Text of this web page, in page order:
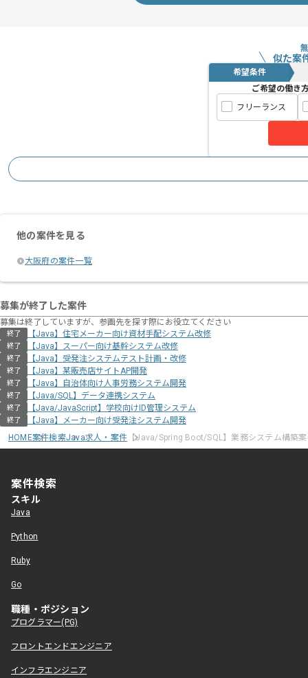
似た案
希望条件
ご希望の働き
フリーランス
他の案件を見る
大阪府の案件一覧
募集が終了した案件
募集は終了していますが、参画先を探す際にお役立てください
終了 【Java】住宅メーカー向け資材⼿配システム改修
終了 【Java】スーパー向け基幹システム改修
終了 【Java】受発注システムテスト計画・改修
終了 【Java】某販売店サイトAP開発
終了 【Java】自治体向け人事労務システム開発
終了 【Java/SQL】データ連携システム
終了 【Java/JavaScript】学校向けID管理システム
終了
【Java】メーカー向け受発注システム開発
HOME案件検索Java求人・案件 【Java/Spring Boot/SQL】業務システム構築
案件検索
スキル
Java
Python
Ruby
Go
職種・ポジション
プログラマー(PG)
フロントエンドエンジニア
インフラエンジニア